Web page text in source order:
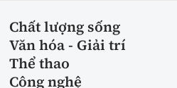
Chất lượng sống
Văn hóa - Giải trí
Thể thao
Công nghệ